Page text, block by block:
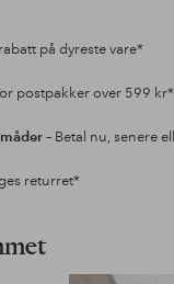
på dyreste vare*
postpakker over 599 kr*
– Betal nu, senere
returret*